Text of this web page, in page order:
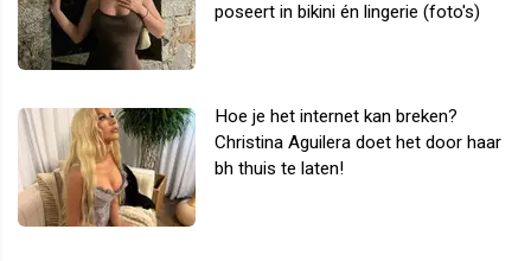
poseert in bikini én lingerie (foto's)
Hoe je het internet kan breken?
Christina Aguilera doet het door haar
bh thuis te laten!